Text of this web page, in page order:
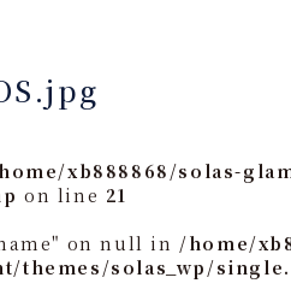
xb888868/solas-
on line 21
on null in /home/
themes/solas_wp/